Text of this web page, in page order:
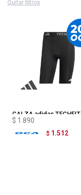
Quitar filtros
CALZA adidas TECHFIT
$ 1.890
$ 1.512